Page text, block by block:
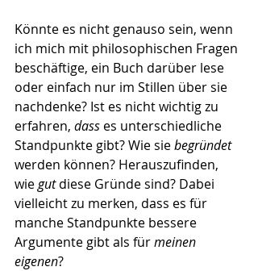
Könnte es nicht genauso sein, wenn
ich mich mit philosophischen Fragen
beschäftige, ein Buch darüber lese
oder einfach nur im Stillen über sie
nachdenke? Ist es nicht wichtig zu
erfahren, dass es unterschiedliche
Standpunkte gibt? Wie sie begründet
werden können? Herauszufinden,
wie gut diese Gründe sind? Dabei
vielleicht zu merken, dass es für
manche Standpunkte bessere
Argumente gibt als für meinen
eigenen?